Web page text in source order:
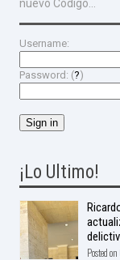
nuevo Código...
Username:
Password: (?)
¡Lo Ultimo!
Posted